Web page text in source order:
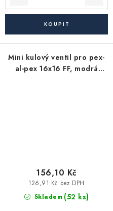
Mini kulový ventil pro pex-
al-pex 16x16 FF, modrá
Skladem (52 ks)
126,91 Kč bez DPH
156,10 Kč